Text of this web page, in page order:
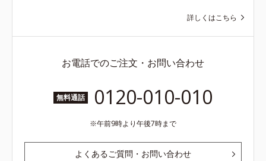
詳しくはこちら
お電話でのご注文・お問い合わせ
無料通話 0120-010-010
午前9時より午後7時まで
よくあるご質問・お問い合わせ